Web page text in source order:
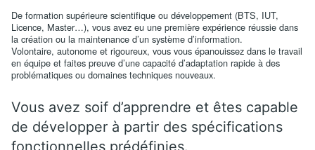
De formation supérieure scientifique ou développement (BTS, IUT,
Licence, Master…), vous avez eu une première expérience réussie dans
la création ou la maintenance d’un système d’information.
Volontaire, autonome et rigoureux, vous vous épanouissez dans le travail
en équipe et faites preuve d’une capacité d’adaptation rapide à des
problématiques ou domaines techniques nouveaux.
Vous avez soif d’apprendre et êtes capable
de développer à partir des spécifications
fonctionnelles prédéfinies.